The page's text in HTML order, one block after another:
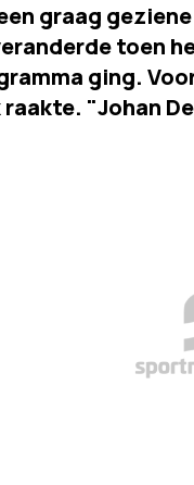
graag
toen
ging.
"Johan